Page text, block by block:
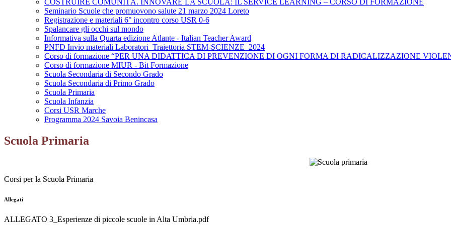
COSTRUIRE COMUNITÀ. INNOVARE LA SCUOLA: IL SERVICE LEARNING – CORSO DI FORMAZIONE
Seminario Scuole che promuovono salute 21 marzo 2024 Loreto
Registrazione e materiali 6° incontro corso USR 0-6
Spalancare gli occhi sul mondo
Informativa sulla Quarta edizione Atlante - Italian Teacher Award
PNFD Invio materiali Laboratori_Traiettoria STEM-SCIENZE_2024
Corso di formazione “PER UNA DIDATTICA DI PREVENZIONE DI OGNI FORMA DI RADICALIZZAZIONE
Corso di formazione MIUR - Bit Formazione
Scuola Secondaria di Secondo Grado
Scuola Secondaria di Primo Grado
Scuola Primaria
Scuola Infanzia
Corsi USR Marche
Programma 2024 Savoia Benincasa
Scuola Primaria
Corsi per la Scuola Primaria
Allegati
ALLEGATO 3_Esperienze di piccole scuole in Alta Umbria.pdf